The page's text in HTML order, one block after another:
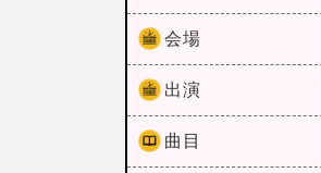
会場
出演
曲目